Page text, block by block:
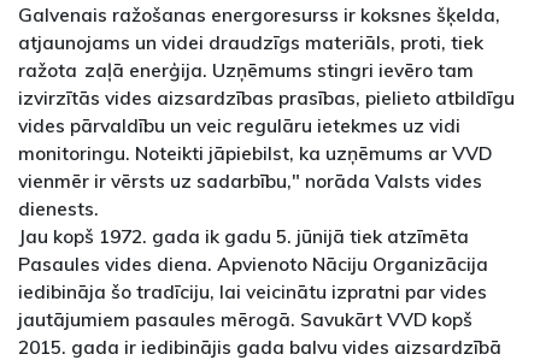
Galvenais ražošanas energoresurss ir koksnes šķelda,
atjaunojams un videi draudzīgs materiāls, proti, tiek
ražota zaļā enerģija. Uzņēmums stingri ievēro tam
izvirzītās vides aizsardzības prasības, pielieto atbildīgu
vides pārvaldību un veic regulāru ietekmes uz vidi
monitoringu. Noteikti jāpiebilst, ka uzņēmums ar VVD
vienmēr ir vērsts uz sadarbību," norāda Valsts vides
dienests.
Jau kopš 1972. gada ik gadu 5. jūnijā tiek atzīmēta
Pasaules vides diena. Apvienoto Nāciju Organizācija
iedibināja šo tradīciju, lai veicinātu izpratni par vides
jautājumiem pasaules mērogā. Savukārt VVD kopš
2015. gada ir iedibinājis gada balvu vides aizsardzībā